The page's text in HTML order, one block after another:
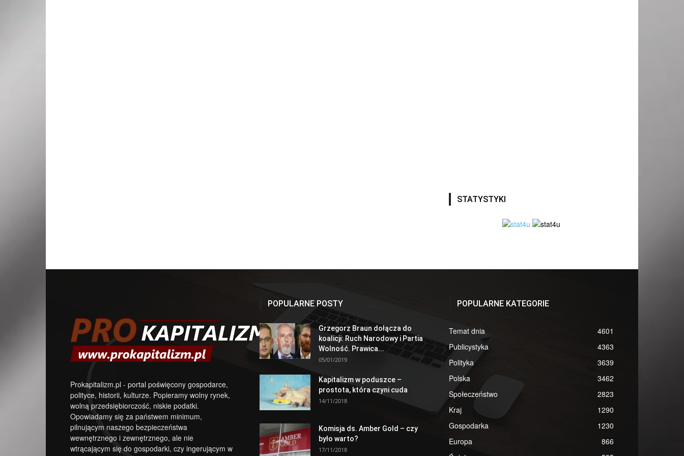
STATYSTYKI
Prokapitalizm.pl - portal poświęcony gospodarce,
polityce, historii, kulturze. Popieramy wolny rynek,
wolną przedsiębiorczość, niskie podatki.
Opowiadamy się za państwem minimum,
pilnującym naszego bezpieczeństwa
wewnętrznego i zewnętrznego, ale nie
wtrącającym się do gospodarki, czy ingerującym w
POPULARNE POSTY
Grzegorz Braun dołącza do
koalicji: Ruch Narodowy i Partia
Wolność. Prawica...
05/01/2019
Kapitalizm w poduszce –
prostota, która czyni cuda
14/11/2018
Komisja ds. Amber Gold – czy
było warto?
17/11/2018
POPULARNE KATEGORIE
Temat dnia
4601
Publicystyka
4363
Polityka
3639
Polska
3462
Społeczeństwo
2823
Kraj
1290
Gospodarka
1230
Europa
866